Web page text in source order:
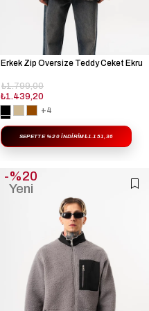
Erkek Zip Oversize Teddy Ceket Ekru
₺1.439,20
₺1.799,00
+4
SEPETTE %20 İNDIRIM₺1.151,36
%20
Yeni